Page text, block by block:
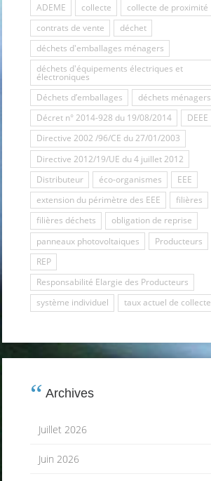
ADEME
collecte
collecte de proximité
contrats de vente
déchet
déchets d'emballages ménagers
déchets d'équipements électriques et
électroniques
Déchets d’emballages
déchets ménagers
Décret n° 2014-928 du 19/08/2014
DEEE
Directive 2002 /96/CE du 27/01/2003
Directive 2012/19/UE du 4 juillet 2012
Distributeur
éco-organismes
EEE
extension du périmètre des EEE
filières
filières déchets
obligation de reprise
panneaux photovoltaiques
Producteurs
REP
Responsabilité Elargie des Producteurs
système individuel
taux actuel de collecte
Archives
Juillet 2026
Juin 2026